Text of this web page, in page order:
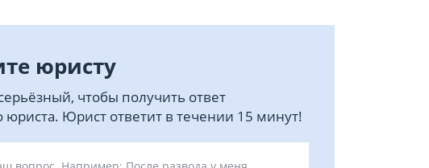
юристу
чтобы получить ответ
юриста. Юрист ответит в течении 15 минут!